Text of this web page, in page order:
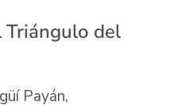
Triángulo del
Payán,